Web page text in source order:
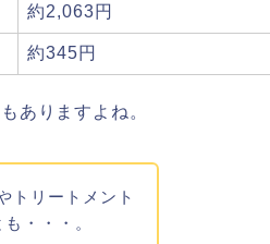
約2,063円
約345円
ありますよね。
トリートメント
・・・。